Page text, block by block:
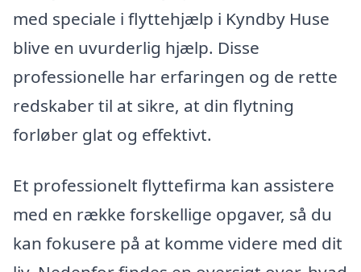
med speciale i flyttehjælp i Kyndby Huse
blive en uvurderlig hjælp. Disse
professionelle har erfaringen og de rette
redskaber til at sikre, at din flytning
forløber glat og effektivt.
Et professionelt flyttefirma kan assistere
med en række forskellige opgaver, så du
kan fokusere på at komme videre med dit